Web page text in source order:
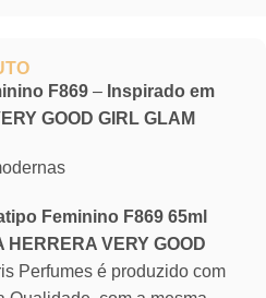
F869 – Inspirado em
GOOD GIRL GLAM
Feminino F869 65ml
VERY GOOD
Perfumes é produzido com